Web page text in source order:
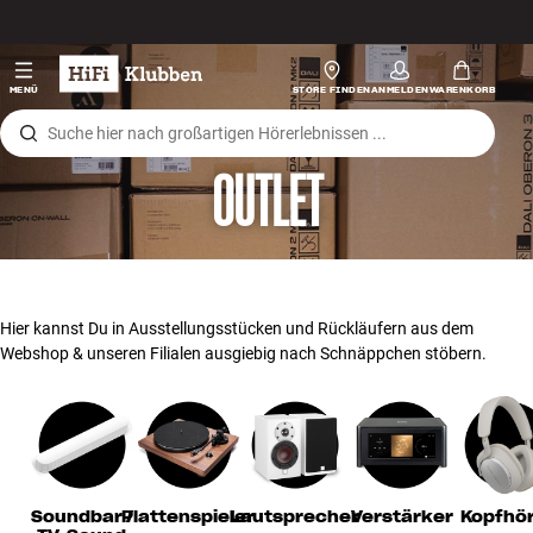
MENÜ STORE FINDENANMELDENWARENKORB
Hi-Fi
Lautsprecher
Plattenspieler
Kopfhörer
Surround
Systeme
Kabel
OUTLET
Hier kannst Du in Ausstellungsstücken und Rückläufern aus dem
Webshop & unseren Filialen ausgiebig nach Schnäppchen stöbern.
Soundbar /PlattenspielerLautsprecherVerstärker